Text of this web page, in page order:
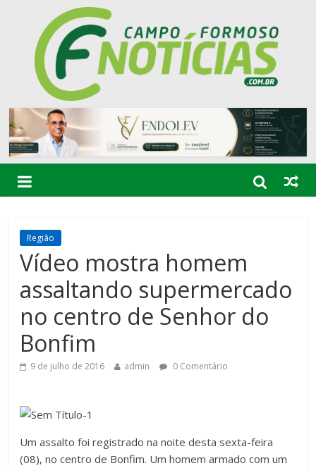
Região
Vídeo mostra homem
assaltando supermercado
no centro de Senhor do
Bonfim
9 de julho de 2016 admin 0 Comentário
Um assalto foi registrado na noite desta sexta-feira
(08), no centro de Bonfim. Um homem armado com um